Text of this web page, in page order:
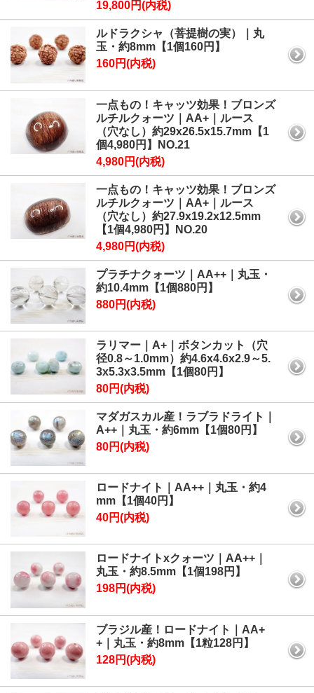
19,800円(内税)
ルドラクシャ（菩提樹の実）｜丸
玉・約8mm【1個160円】
160円(内税)
一点もの！キャッツ効果！ブロンズ
ルチルクォーツ｜AA+｜ルース
（穴なし）約29x26.5x15.7mm【1
個4,980円】NO.21
4,980円(内税)
一点もの！キャッツ効果！ブロンズ
ルチルクォーツ｜AA+｜ルース
（穴なし）約27.9x19.2x12.5mm
【1個4,980円】NO.20
4,980円(内税)
プラチナクォーツ｜AA++｜丸玉・
約10.4mm【1個880円】
880円(内税)
ラリマー｜A+｜ボタンカット（穴
径0.8～1.0mm）約4.6x4.6x2.9～5.
3x5.3x3.5mm【1個80円】
80円(内税)
マダガスカル産！ラブラドライト｜
A++｜丸玉・約6mm【1個80円】
80円(内税)
ロードナイト｜AA++｜丸玉・約4
mm【1個40円】
40円(内税)
ロードナイトxクォーツ｜AA++｜
丸玉・約8.5mm【1個198円】
198円(内税)
ブラジル産！ロードナイト｜AA+
+｜丸玉・約8mm【1粒128円】
128円(内税)